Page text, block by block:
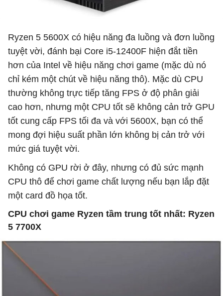
Ryzen 5 5600X có hiệu năng đa luồng và đơn luồng
tuyệt vời, đánh bại Core i5-12400F hiện đắt tiền
hơn của Intel về hiệu năng chơi game (mặc dù nó
chỉ kém một chút về hiệu năng thô). Mặc dù CPU
thường không trực tiếp tăng FPS ở độ phân giải
cao hơn, nhưng một CPU tốt sẽ không cản trở GPU
tốt cung cấp FPS tối đa và với 5600X, bạn có thể
mong đợi hiệu suất phần lớn không bị cản trở với
mức giá tuyệt vời.
Không có GPU rời ở đây, nhưng có đủ sức mạnh
CPU thô để chơi game chất lượng nếu bạn lắp đặt
một card đồ họa tốt.
CPU chơi game Ryzen tầm trung tốt nhất: Ryzen
5 7700X